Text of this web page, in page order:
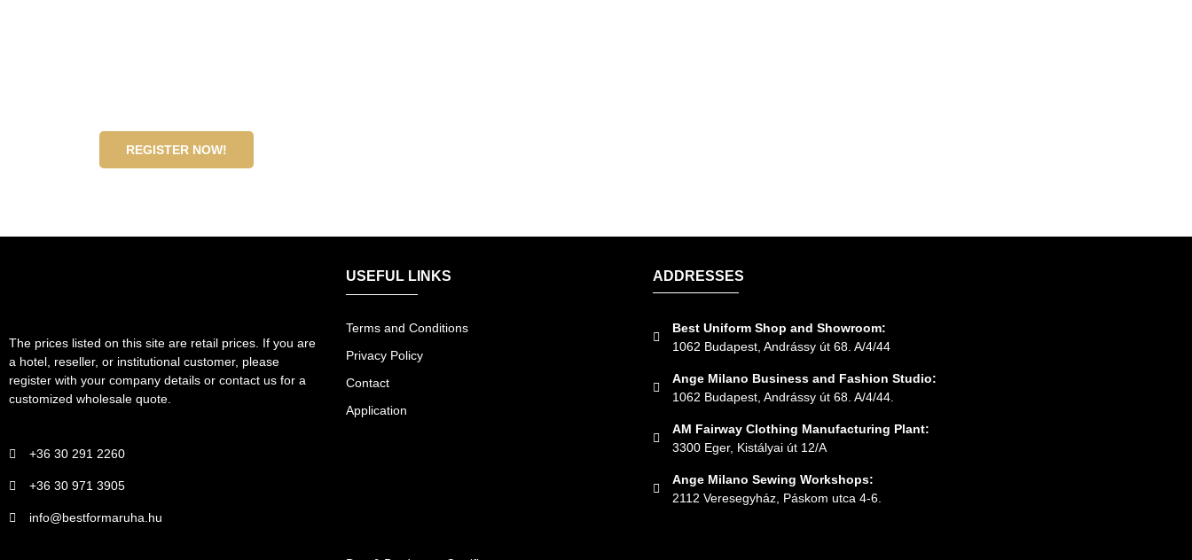
REGISTER NOW!
The prices listed on this site are retail prices. If you are
a hotel, reseller, or institutional customer, please
register with your company details or contact us for a
customized wholesale quote.
+36 30 291 2260
+36 30 971 3905
info@bestformaruha.hu
USEFUL LINKS
Terms and Conditions
Privacy Policy
Contact
Application
ADDRESSES
Best Uniform Shop and Showroom:
1062 Budapest, Andrássy út 68. A/4/44
Ange Milano Business and Fashion Studio:
1062 Budapest, Andrássy út 68. A/4/44.
AM Fairway Clothing Manufacturing Plant:
3300 Eger, Kistályai út 12/A
Ange Milano Sewing Workshops:
2112 Veresegyház, Páskom utca 4-6.